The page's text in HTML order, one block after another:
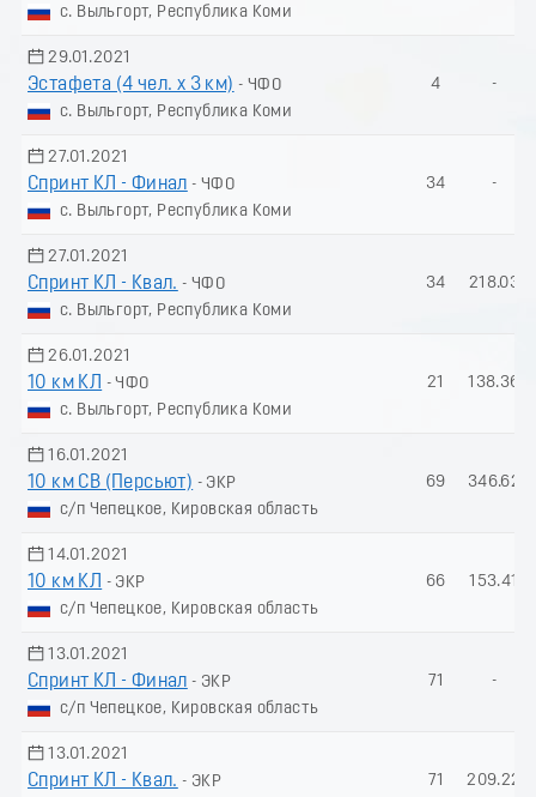
с. Выльгорт, Республика Коми
29.01.2021
Эстафета (4 чел. х 3 км) - ЧФО
с. Выльгорт, Республика Коми
4 -
27.01.2021
Спринт КЛ - Финал - ЧФО
с. Выльгорт, Республика Коми
34 -
27.01.2021
Спринт КЛ - Квал. - ЧФО
с. Выльгорт, Республика Коми
34 218.03
26.01.2021
10 км КЛ
- ЧФО
с. Выльгорт, Республика Коми
21 138.36
16.01.2021
10 км СВ (Пеpсьют) - ЭКР
с/п Чепецкое, Кировская область
69 346.62
14.01.2021
10 км КЛ
- ЭКР
с/п Чепецкое, Кировская область
66 153.41
13.01.2021
Спринт КЛ - Финал - ЭКР
с/п Чепецкое, Кировская область
71 -
13.01.2021
Спринт КЛ - Квал. - ЭКР
71 209.22